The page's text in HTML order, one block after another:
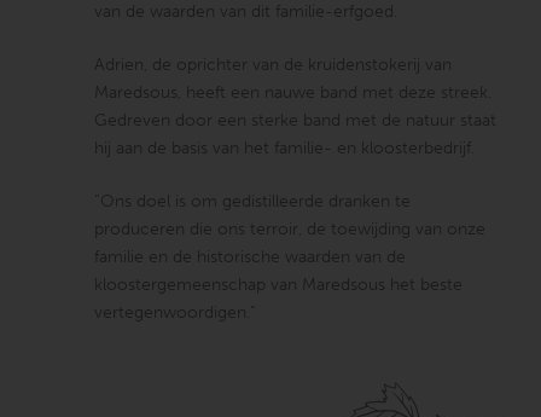
van de waarden van dit familie-erfgoed.
Adrien, de oprichter van de kruidenstokerij van
Maredsous, heeft een nauwe band met deze streek.
Gedreven door een sterke band met de natuur staat
hij aan de basis van het familie- en kloosterbedrijf.
“Ons doel is om gedistilleerde dranken te
produceren die ons terroir, de toewijding van onze
familie en de historische waarden van de
kloostergemeenschap van Maredsous het beste
vertegenwoordigen.”